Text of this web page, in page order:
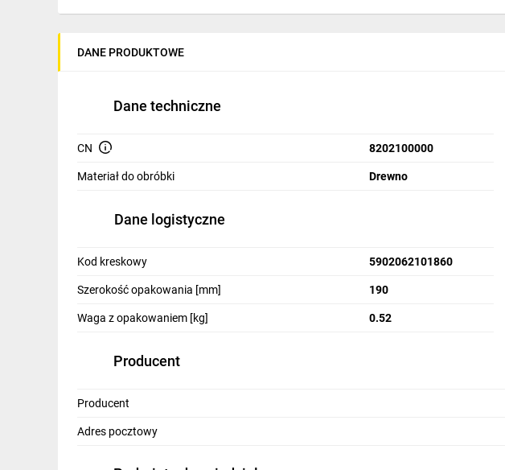
Dom i ogród
Odzież ochronna i BHP
Budowa i Remont
Elektromobilność
Wentylacja i rekuperacja
DANE PRODUKTOWE
Dane techniczne
CN 8202100000
Materiał do obróbki Drewno
Dane logistyczne
Kod kreskowy 5902062101860
Szerokość opakowania [mm] 190
Waga z opakowaniem [kg] 0.52
Producent
Producent
Adres pocztowy